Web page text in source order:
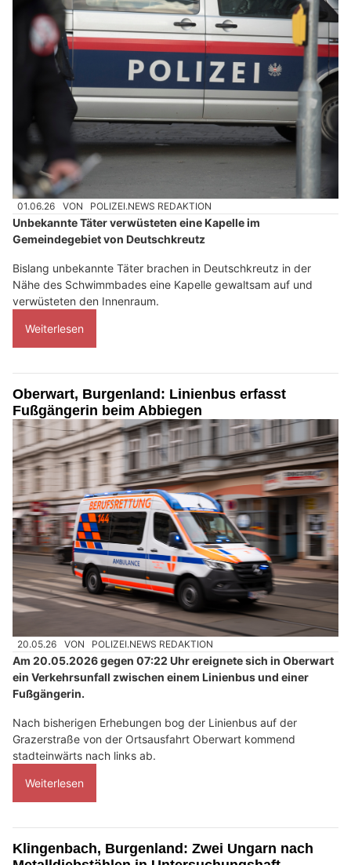
01.06.26 VON POLIZEI.NEWS REDAKTION
Unbekannte Täter verwüsteten eine Kapelle im
Gemeindegebiet von Deutschkreutz
Bislang unbekannte Täter brachen in Deutschkreutz in der
Nähe des Schwimmbades eine Kapelle gewaltsam auf und
verwüsteten den Innenraum.
Weiterlesen
Oberwart, Burgenland: Linienbus erfasst
Fußgängerin beim Abbiegen
20.05.26 VON POLIZEI.NEWS REDAKTION
Am 20.05.2026 gegen 07:22 Uhr ereignete sich in Oberwart
ein Verkehrsunfall zwischen einem Linienbus und einer
Fußgängerin.
Nach bisherigen Erhebungen bog der Linienbus auf der
Grazerstraße von der Ortsausfahrt Oberwart kommend
stadteinwärts nach links ab.
Weiterlesen
Klingenbach, Burgenland: Zwei Ungarn nach